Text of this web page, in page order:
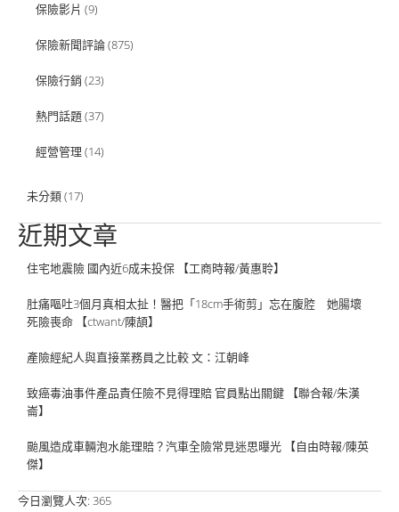
保險影片 (9)
保險新聞評論(875)
保險行銷 (23)
熱門話題(37)
經營管理 (14)
未分類(17)
近期文章
住宅地震險 國內近6成未投保 【工商時報/黃惠聆】
肚痛嘔吐3個月真相太扯！醫把「18cm手術剪」忘在腹腔 她腸壞
死險喪命 【ctwant/陳頡】
產險經紀人與直接業務員之比較 文：江朝峰
致癌毒油事件產品責任險不見得理賠 官員點出關鍵 【聯合報/朱漢
崙】
颱風造成車輛泡水能理賠？汽車全險常見迷思曝光 【自由時報/陳英
傑】
今日瀏覽人次: 365